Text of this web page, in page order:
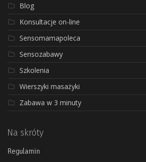
Blog
Konsultacje on-line
Sensomamapoleca
Sensozabawy
Szkolenia
Wierszyki masażyki
Zabawa w 3 minuty
Na skróty
Regulamin